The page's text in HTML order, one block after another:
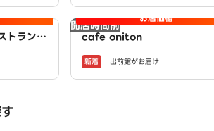
トラン
開店時間前 お店価格
cafe oniton
新着 出前館がお届け